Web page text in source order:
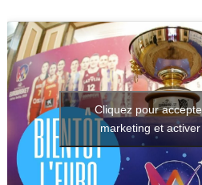
Cliquez pour
marketing et